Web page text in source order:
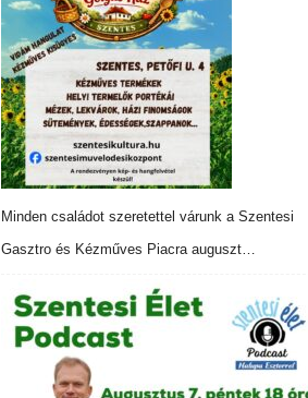
Minden családot szeretettel várunk a Szentesi
Gasztro és Kézműves Piacra auguszt…